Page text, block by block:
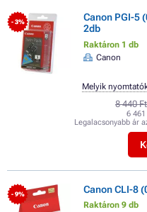
- 3%
Canon PGI-5
2db
Raktáron 1 db
Canon
8 440 Ft
6
Legalacsonyabb ár
Melyik
- 9% Canon CLI-8
Raktáron 9 db